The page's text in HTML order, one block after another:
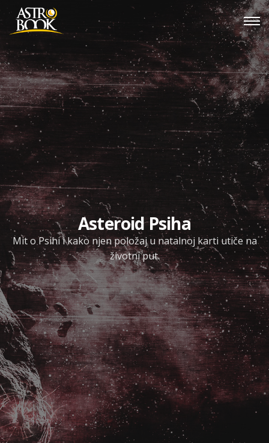
Asteroid Psiha
Mit o Psihi i kako njen položaj u natalnoj karti utiče na
životni put.